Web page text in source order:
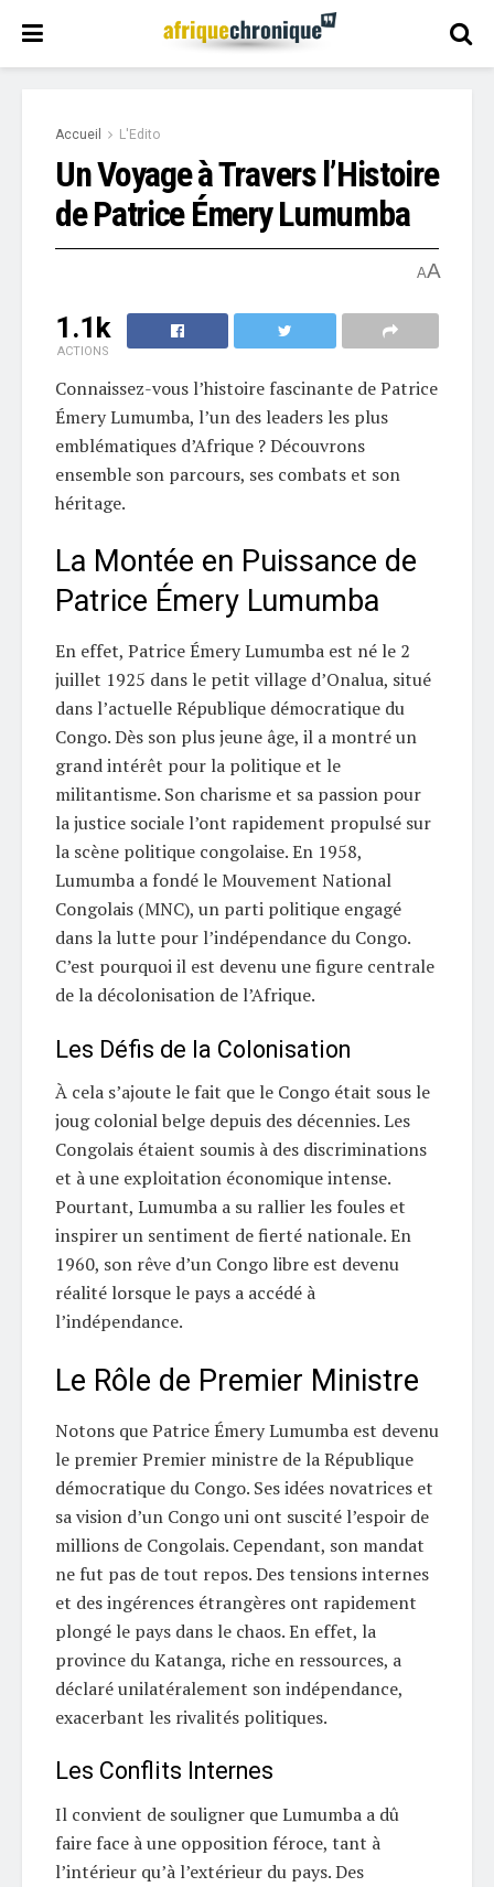
Accueil L'Edito
Un Voyage à Travers l’Histoire
de Patrice Émery Lumumba
AA
1.1k
ACTIONS
Connaissez-vous l’histoire fascinante de Patrice
Émery Lumumba, l’un des leaders les plus
emblématiques d’Afrique ? Découvrons
ensemble son parcours, ses combats et son
héritage.
La Montée en Puissance de
Patrice Émery Lumumba
En effet, Patrice Émery Lumumba est né le 2
juillet 1925 dans le petit village d’Onalua, situé
dans l’actuelle République démocratique du
Congo. Dès son plus jeune âge, il a montré un
grand intérêt pour la politique et le
militantisme. Son charisme et sa passion pour
la justice sociale l’ont rapidement propulsé sur
la scène politique congolaise. En 1958,
Lumumba a fondé le Mouvement National
Congolais (MNC), un parti politique engagé
dans la lutte pour l’indépendance du Congo.
C’est pourquoi il est devenu une figure centrale
de la décolonisation de l’Afrique.
Les Défis de la Colonisation
À cela s’ajoute le fait que le Congo était sous le
joug colonial belge depuis des décennies. Les
Congolais étaient soumis à des discriminations
et à une exploitation économique intense.
Pourtant, Lumumba a su rallier les foules et
inspirer un sentiment de fierté nationale. En
1960, son rêve d’un Congo libre est devenu
réalité lorsque le pays a accédé à
l’indépendance.
Le Rôle de Premier Ministre
Notons que Patrice Émery Lumumba est devenu
le premier Premier ministre de la République
démocratique du Congo. Ses idées novatrices et
sa vision d’un Congo uni ont suscité l’espoir de
millions de Congolais. Cependant, son mandat
ne fut pas de tout repos. Des tensions internes
et des ingérences étrangères ont rapidement
plongé le pays dans le chaos. En effet, la
province du Katanga, riche en ressources, a
déclaré unilatéralement son indépendance,
exacerbant les rivalités politiques.
Les Conflits Internes
Il convient de souligner que Lumumba a dû
faire face à une opposition féroce, tant à
l’intérieur qu’à l’extérieur du pays. Des